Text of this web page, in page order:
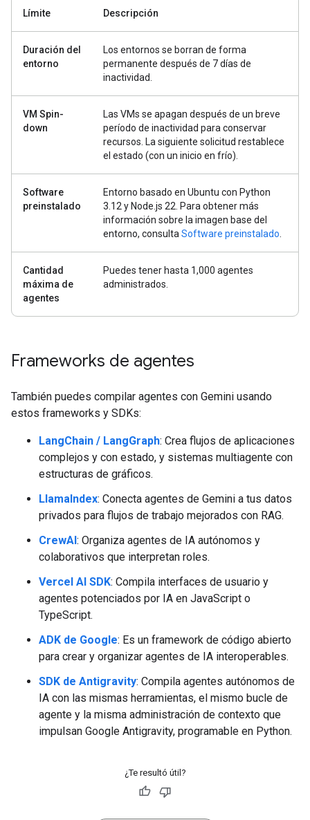
Límite Descripción
Duración del
entorno
Los entornos se borran de forma
permanente después de 7 días de
inactividad.
VM Spin-
down
Las VMs se apagan después de un breve
período de inactividad para conservar
recursos. La siguiente solicitud restablece
el estado (con un inicio en frío).
Software
preinstalado
Entorno basado en Ubuntu con Python
3.12 y Node.js 22. Para obtener más
información sobre la imagen base del
entorno, consulta Software preinstalado
Cantidad
máxima de
agentes
Puedes tener hasta 1,000 agentes
administrados.
Frameworks de agentes
También puedes compilar agentes con Gemini usando
estos frameworks y SDKs:
LangChain / LangGraph: Crea flujos de aplicaciones
complejos y con estado, y sistemas multiagente con
estructuras de gráficos.
LlamaIndex: Conecta agentes de Gemini a tus datos
privados para flujos de trabajo mejorados con RAG.
CrewAI: Organiza agentes de IA autónomos y
colaborativos que interpretan roles.
Vercel AI SDK: Compila interfaces de usuario y
agentes potenciados por IA en JavaScript o
TypeScript.
ADK de Google: Es un framework de código abierto
para crear y organizar agentes de IA interoperables.
SDK de Antigravity: Compila agentes autónomos de
IA con las mismas herramientas, el mismo bucle de
agente y la misma administración de contexto que
impulsan Google Antigravity, programable en Python.
¿Te resultó útil?